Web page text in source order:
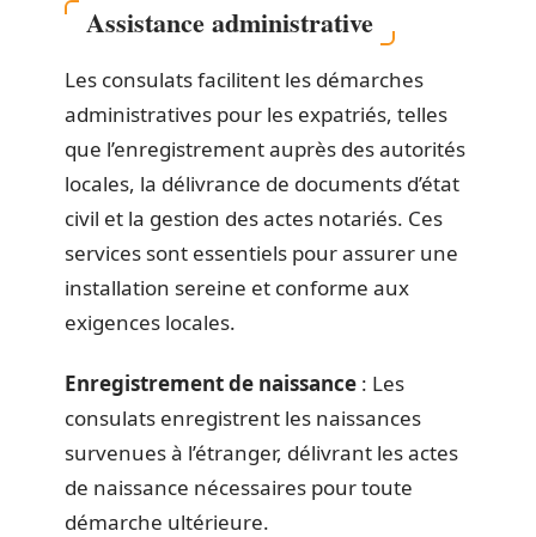
Assistance administrative
Les consulats facilitent les démarches
administratives pour les expatriés, telles
que l’enregistrement auprès des autorités
locales, la délivrance de documents d’état
civil et la gestion des actes notariés. Ces
services sont essentiels pour assurer une
installation sereine et conforme aux
exigences locales.
Enregistrement de naissance : Les
consulats enregistrent les naissances
survenues à l’étranger, délivrant les actes
de naissance nécessaires pour toute
démarche ultérieure.